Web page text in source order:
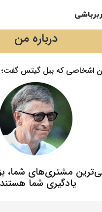
درباره من
اشخاصی که بیل گیتس گفت؛
مشتری‌های شما،
یادگیری شما